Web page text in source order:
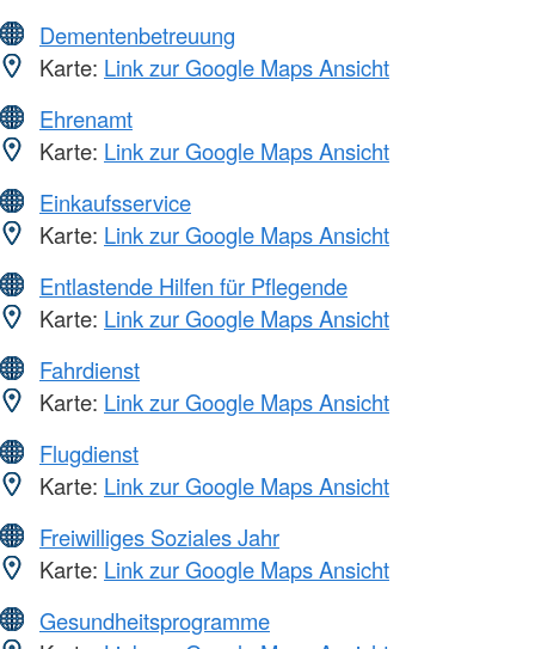
Dementenbetreuung
Karte: Link zur Google Maps Ansicht
Ehrenamt
Karte: Link zur Google Maps Ansicht
Einkaufsservice
Karte: Link zur Google Maps Ansicht
Entlastende Hilfen für Pflegende
Karte: Link zur Google Maps Ansicht
Fahrdienst
Karte: Link zur Google Maps Ansicht
Flugdienst
Karte: Link zur Google Maps Ansicht
Freiwilliges Soziales Jahr
Karte: Link zur Google Maps Ansicht
Gesundheitsprogramme